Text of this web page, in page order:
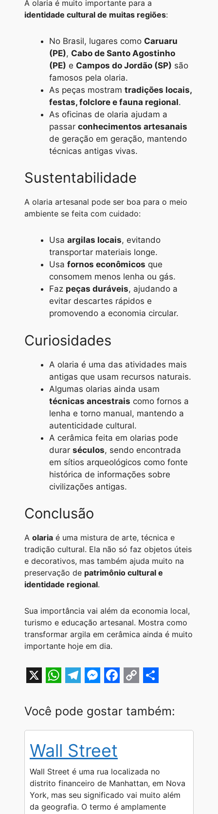
A olaria é muito importante para a
identidade cultural de muitas regiões:
No Brasil, lugares como Caruaru
(PE), Cabo de Santo Agostinho
(PE) e Campos do Jordão (SP) são
famosos pela olaria.
As peças mostram tradições locais,
festas, folclore e fauna regional.
As oficinas de olaria ajudam a
passar conhecimentos artesanais
de geração em geração, mantendo
técnicas antigas vivas.
Sustentabilidade
A olaria artesanal pode ser boa para o meio
ambiente se feita com cuidado:
Usa argilas locais, evitando
transportar materiais longe.
Usa fornos econômicos que
consomem menos lenha ou gás.
Faz peças duráveis, ajudando a
evitar descartes rápidos e
promovendo a economia circular.
Curiosidades
A olaria é uma das atividades mais
antigas que usam recursos naturais.
Algumas olarias ainda usam
técnicas ancestrais como fornos a
lenha e torno manual, mantendo a
autenticidade cultural.
A cerâmica feita em olarias pode
durar séculos, sendo encontrada
em sítios arqueológicos como fonte
histórica de informações sobre
civilizações antigas.
Conclusão
A olaria é uma mistura de arte, técnica e
tradição cultural. Ela não só faz objetos úteis
e decorativos, mas também ajuda muito na
preservação de patrimônio cultural e
identidade regional.
Sua importância vai além da economia local,
turismo e educação artesanal. Mostra como
transformar argila em cerâmica ainda é muito
importante hoje em dia.
h
a
s
A
p
p
e
l
g
r
a
m
e
s
e
n
g
e
a
c
b
o
o
k
o
p
i
n
k
h
a
Você pode gostar também:
Wall Street
Wall Street é uma rua localizada no
distrito financeiro de Manhattan, em Nova
York, mas seu significado vai muito além
da geografia. O termo é amplamente